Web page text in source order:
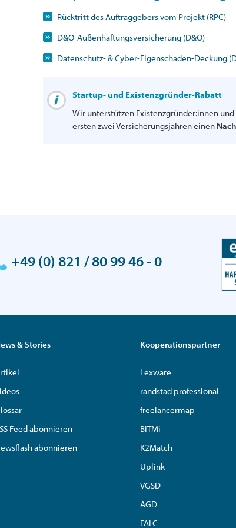
Rücktritt des Auftraggebers vom Projekt (RPC)
D&O-Außenhaftungsversicherung (D&O)
Datenschutz- & Cyber-Eigenschaden-Deckung
Startup- und Existenzgründer-Rabatt
Wir unterstützen Existenzgründer:innen
ersten zwei Versicherungsjahren einen
+49 (0) 821 / 80 99 46 - 0
& Stories
Feed abonnieren
abonnieren
Kooperationspartner
Lexware
randstad professional
freelancermap
BITMi
K2Match
Uplink
VGSD
AGD
FALC